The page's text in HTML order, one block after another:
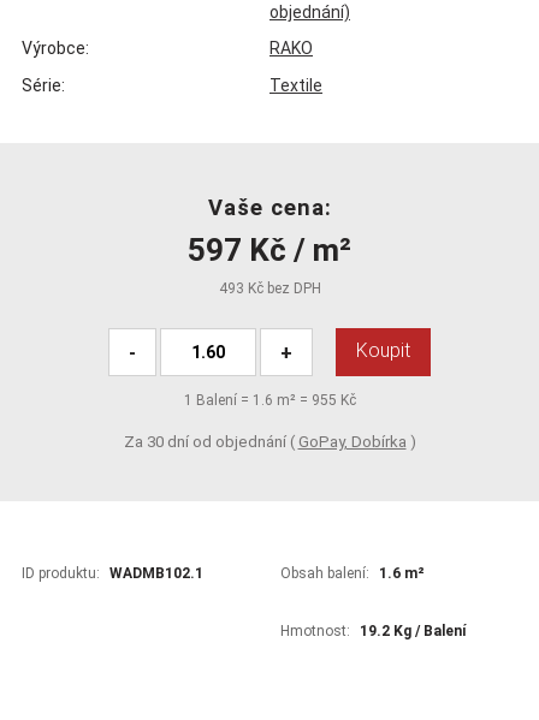
objednání)
Výrobce:
RAKO
Série:
Textile
Vaše cena:
597 Kč / m²
493 Kč bez DPH
- + Koupit
1 Balení = 1.6 m² = 955 Kč
Za 30 dní od objednání ( GoPay, Dobírka )
ID produktu: WADMB102.1 Obsah balení: 1.6 m²
Hmotnost: 19.2 Kg / Balení